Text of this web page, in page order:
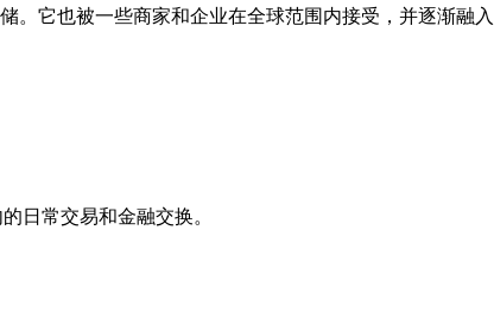
。它也被一些商家和企业在全球范围内接受，并逐渐融
日常交易和金融交换。